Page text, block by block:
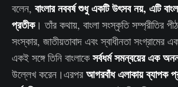
বলেন, বাংলার নববর্ষ শুধু একটি উৎসব নয়, এটি
প্রতীক। তাঁর কথায়, বাংলা সংস্কৃতি সম্প্রীতির
সংস্কার, জাতীয়তাবাদ এবং স্বাধীনতা সংগ্রামের
একই সঙ্গে তিনি বাংলাকেসর্বধর্ম সমন্বয়ের এক
উল্লেখ করেন।এরপর আগরবাঁধ এলাকায় ব্যাপক